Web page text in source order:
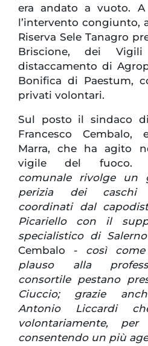
era andato a vuoto.
l’intervento congiunto,
Riserva Sele Tanagro
Briscione, dei
distaccamento di
Bonifica di Paestum,
privati volontari.
Sul posto il sindaco
Francesco Cembalo,
Marra, che ha agito
vigile del fuoco.
comunale rivolge un
perizia dei caschi
coordinati dal
Picariello con il
specialistico di Salerno
Cembalo - così
plauso alla
consortile pestano
Ciuccio; grazie
Antonio Liccardi
volontariamente, per
consentendo un più